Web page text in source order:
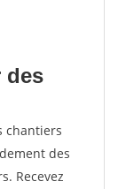
des
chantiers
des
Recevez